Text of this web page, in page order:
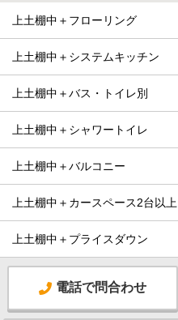
上土棚中＋フローリング
上土棚中＋システムキッチン
上土棚中＋バス・トイレ別
上土棚中＋シャワートイレ
上土棚中＋バルコニー
上土棚中＋カースペース2台以上
上土棚中＋プライスダウン
電話で問合わせ